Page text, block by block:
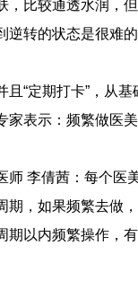
，比较通透水润，
逆转的状态是很难
“定期打卡”，从
家表示：频繁做医
师 李倩茜：每个医
期，如果频繁去做
期以内频繁操作，